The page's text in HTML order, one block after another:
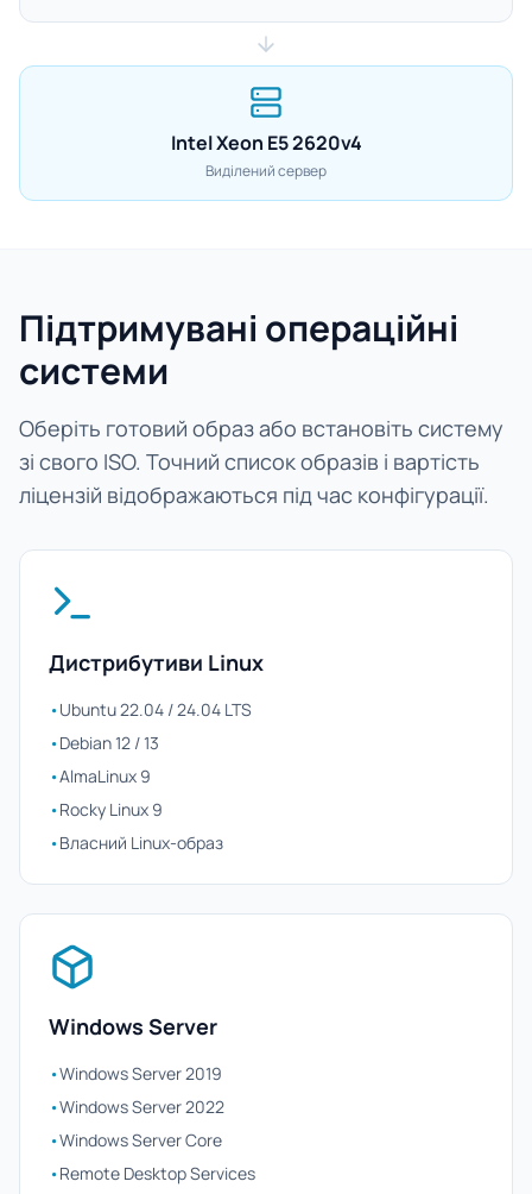
Intel Xeon E5 2620v4
Виділений сервер
Підтримувані операційні
системи
Оберіть готовий образ або встановіть систему
зі свого ISO. Точний список образів і вартість
ліцензій відображаються під час конфігурації.
Дистрибутиви Linux
•Ubuntu 22.04 / 24.04 LTS
•Debian 12 / 13
•AlmaLinux 9
•Rocky Linux 9
•Власний Linux-образ
Windows Server
•Windows Server 2019
•Windows Server 2022
•Windows Server Core
•Remote Desktop Services